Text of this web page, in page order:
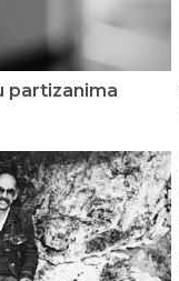
partizanima